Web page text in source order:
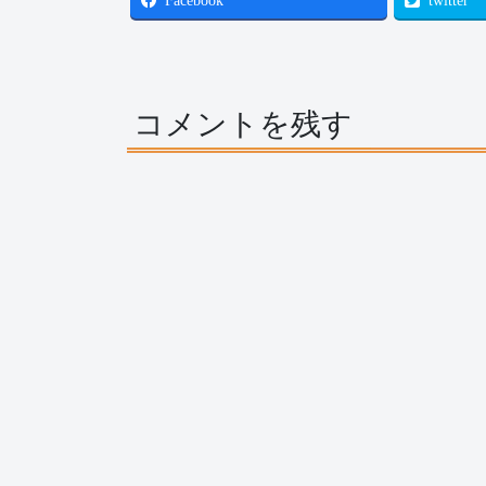
コメントを残す